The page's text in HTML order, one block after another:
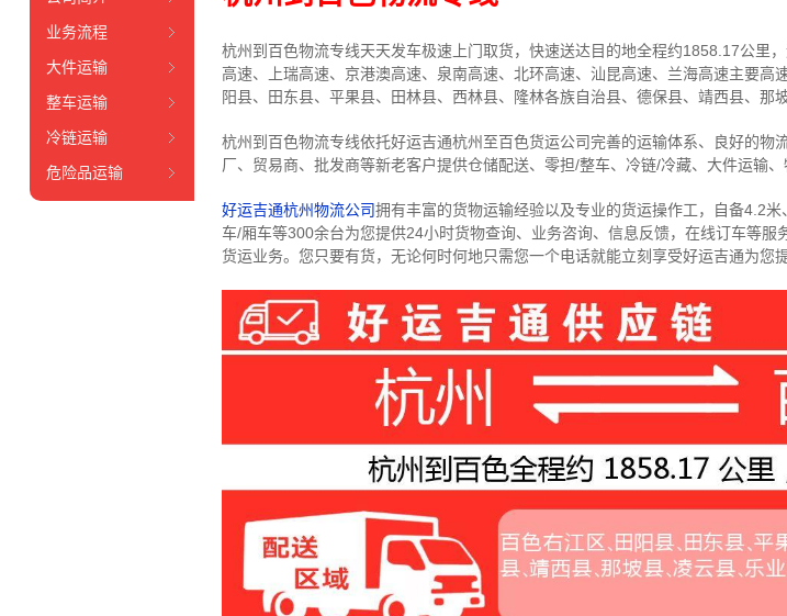
杭州到百色物流专线天天发车极速上门取货，快速送达目的地全程约1858.17公里
高速、上瑞高速、京港澳高速、泉南高速、北环高速、汕昆高速、兰海高速主要高
阳县、田东县、平果县、田林县、西林县、隆林各族自治县、德保县、靖西县、那
杭州到百色物流专线依托好运吉通杭州至百色货运公司完善的运输体系、良好的物
厂、贸易商、批发商等新老客户提供仓储配送、零担/整车、冷链/冷藏、大件运输
好运吉通杭州物流公司拥有丰富的货物运输经验以及专业的货运操作工，自备4.2
车/厢车等300余台为您提供24小时货物查询、业务咨询、信息反馈，在线订车等服务
货运业务。 您只要有货，无论何时何地只需您一个电话就能立刻享受好运吉通为您
业务流程
大件运输
整车运输
冷链运输
危险品运输